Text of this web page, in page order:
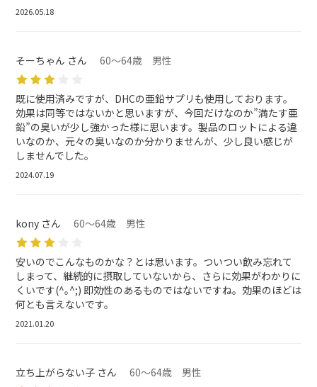
2026.05.18
そーちゃん さん 60～64歳 男性
既に使用済みですが、DHCの亜鉛サプリも使用しております。
効果は同等ではないかと思いますが、今回だけなのか”満たす亜
鉛”の臭いが少し強かった様に思います。製品のロットによる違
いなのか、元々の臭いなのか分かりませんが、少し良い感じが
しませんでした。
2024.07.19
kony さん 60～64歳 男性
安いのでこんなものかな？とは思います。ついつい飲み忘れて
しまって、継続的に摂取していないから、さらに効果がわかりに
くいです(^｡^;) 即効性のあるものではないですね。効果のほどは
何とも言えないです。
2021.01.20
立ち上がらない子 さん 60～64歳 男性